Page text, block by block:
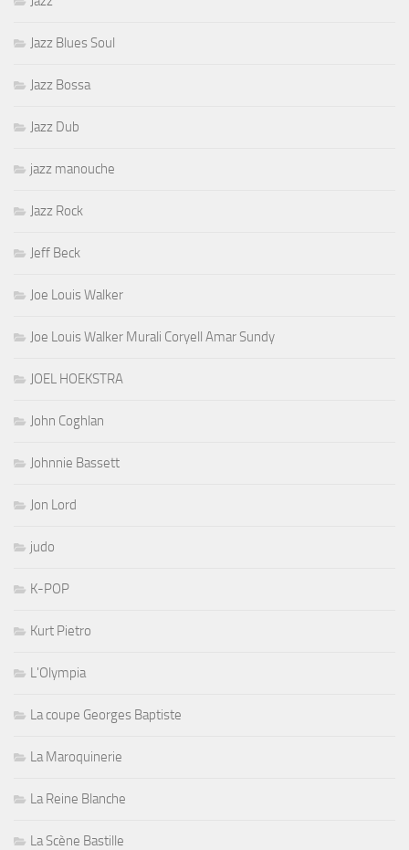
Jazz Blues Soul
Jazz Bossa
Jazz Dub
jazz manouche
Jazz Rock
Jeff Beck
Joe Louis Walker
Joe Louis Walker Murali Coryell Amar Sundy
JOEL HOEKSTRA
John Coghlan
Johnnie Bassett
Jon Lord
judo
K-POP
Kurt Pietro
L'Olympia
La coupe Georges Baptiste
La Maroquinerie
La Reine Blanche
La Scène Bastille